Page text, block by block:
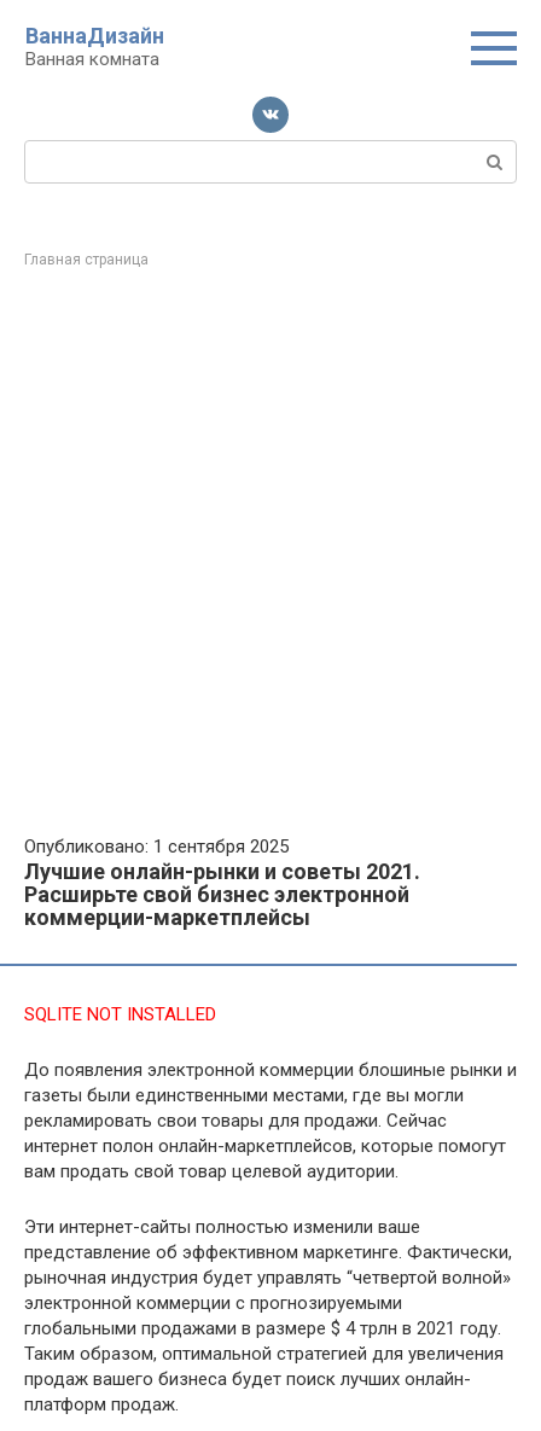
контенту
ВаннаДизайн
Ванная комната
Поиск:
Главная страница
Опубликовано: 1 сентября 2025
Лучшие онлайн-рынки и советы 2021.
Расширьте свой бизнес электронной
коммерции-маркетплейсы
SQLITE NOT INSTALLED
До появления электронной коммерции блошиные рынки и
газеты были единственными местами, где вы могли
рекламировать свои товары для продажи. Сейчас
интернет полон онлайн-маркетплейсов, которые помогут
вам продать свой товар целевой аудитории.
Эти интернет-сайты полностью изменили ваше
представление об эффективном маркетинге. Фактически,
рыночная индустрия будет управлять “четвертой волной»
электронной коммерции с прогнозируемыми
глобальными продажами в размере $ 4 трлн в 2021 году.
Таким образом, оптимальной стратегией для увеличения
продаж вашего бизнеса будет поиск лучших онлайн-
платформ продаж.